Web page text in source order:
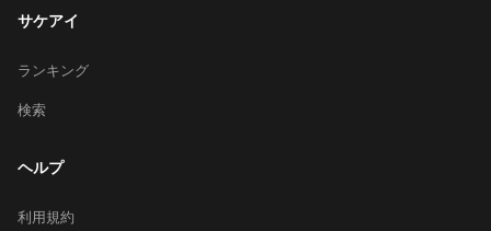
サケアイ
ランキング
検索
ヘルプ
利用規約